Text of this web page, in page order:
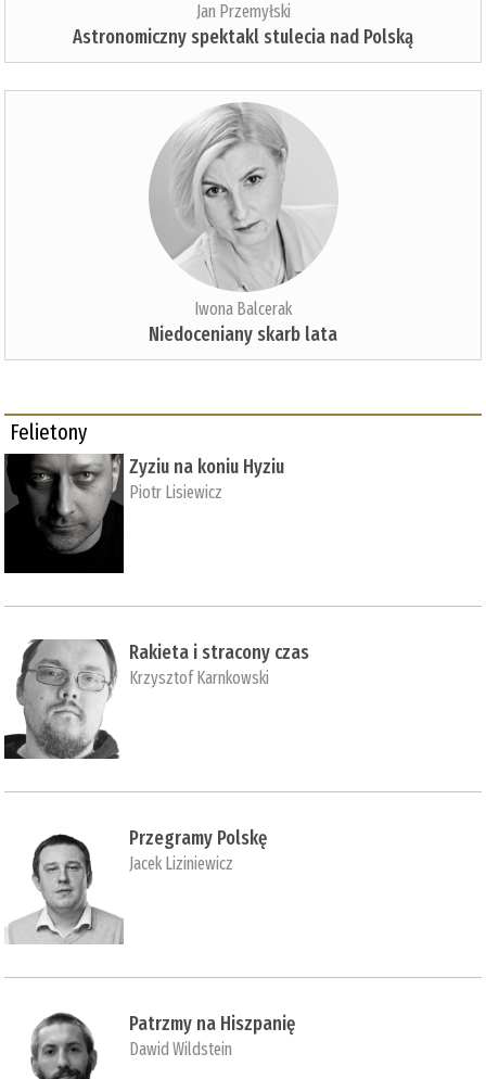
Jan Przemyłski
Astronomiczny spektakl stulecia nad Polską
Iwona Balcerak
Niedoceniany skarb lata
Felietony
Zyziu na koniu Hyziu
Piotr Lisiewicz
Rakieta i stracony czas
Krzysztof Karnkowski
Przegramy Polskę
Jacek Liziniewicz
Patrzmy na Hiszpanię
Dawid Wildstein